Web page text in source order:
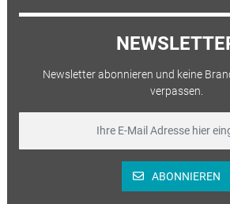
Newsletter abonnieren und keine
verpassen.
ABONNIEREN